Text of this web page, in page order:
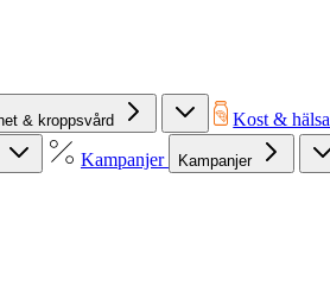
& kroppsvård Kost & hälsa
Kampanjer Kampanjer